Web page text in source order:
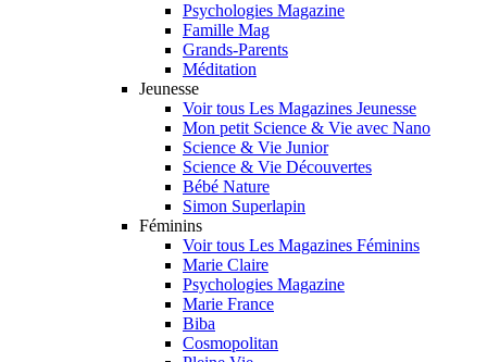
Psychologies Magazine
Famille Mag
Grands-Parents
Méditation
Jeunesse
Voir tous Les Magazines Jeunesse
Mon petit Science & Vie avec Nano
Science & Vie Junior
Science & Vie Découvertes
Bébé Nature
Simon Superlapin
Féminins
Voir tous Les Magazines Féminins
Marie Claire
Psychologies Magazine
Marie France
Biba
Cosmopolitan